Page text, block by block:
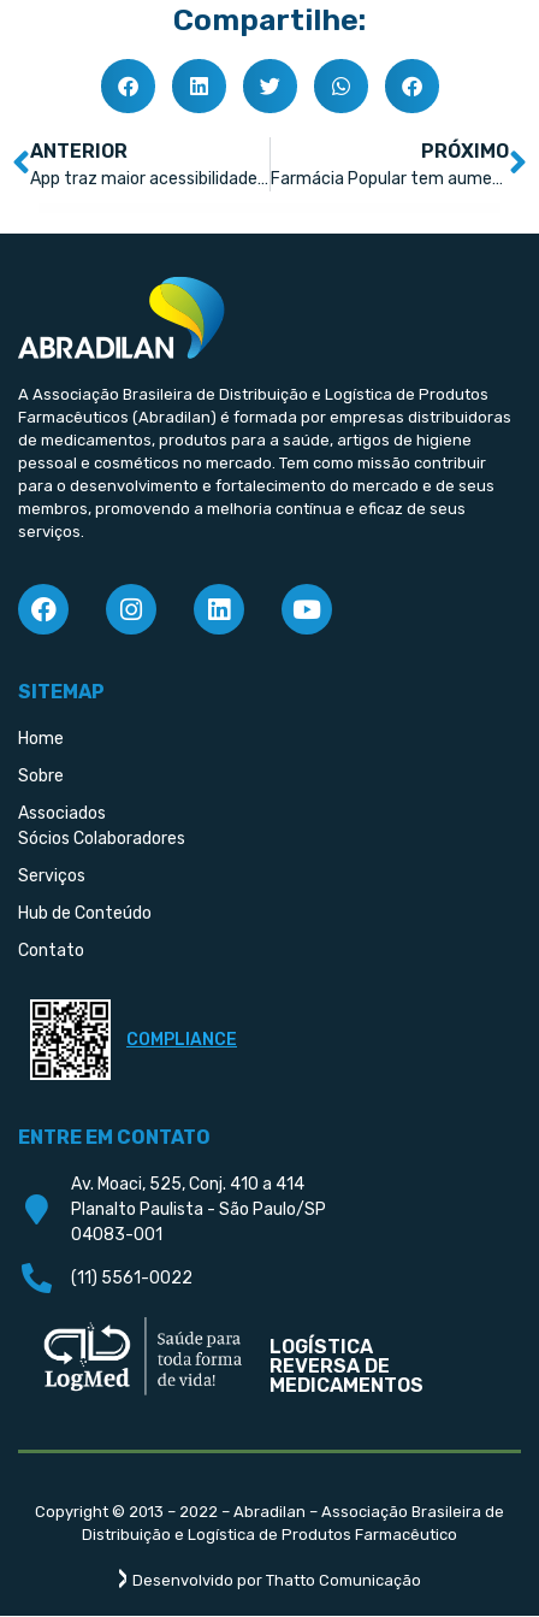
Compartilhe:
ANTERIOR
App traz maior acessibilidade à bula de medicamentos
PRÓXIMO
Farmácia Popular tem aumento expressivo entre beneficiários de Bolsa Família
A Associação Brasileira de Distribuição e Logística de Produtos
Farmacêuticos (Abradilan) é formada por empresas distribuidoras
de medicamentos, produtos para a saúde, artigos de higiene
pessoal e cosméticos no mercado. Tem como missão contribuir
para o desenvolvimento e fortalecimento do mercado e de seus
membros, promovendo a melhoria contínua e eficaz de seus
serviços.
SITEMAP
Home
Sobre
Associados
Sócios Colaboradores
Serviços
Hub de Conteúdo
Contato
COMPLIANCE
ENTRE EM CONTATO
Av. Moaci, 525, Conj. 410 a 414
Planalto Paulista - São Paulo/SP
04083-001
(11) 5561-0022
LOGÍSTICA
REVERSA DE
MEDICAMENTOS
Copyright © 2013 – 2022 – Abradilan – Associação Brasileira de
Distribuição e Logística de Produtos Farmacêutico
Desenvolvido por Thatto Comunicação